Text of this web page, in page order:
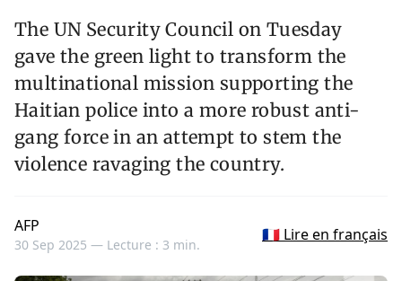
The UN Security Council on Tuesday
gave the green light to transform the
multinational mission supporting the
Haitian police into a more robust anti-
gang force in an attempt to stem the
violence ravaging the country.
AFP
30 Sep 2025 — Lecture : 3 min.
🇫🇷 Lire en français